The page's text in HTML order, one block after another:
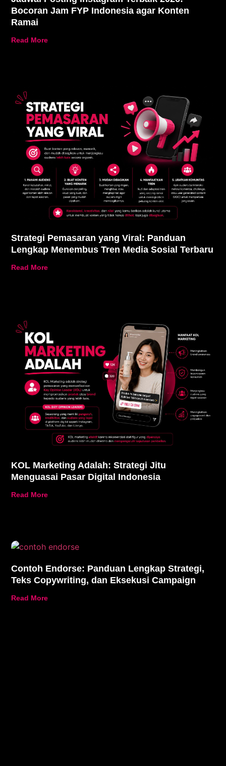
Bocoran Jam FYP Indonesia agar Konten
Ramai
Read More
Strategi Pemasaran yang Viral: Panduan
Lengkap Menembus Tren Media Sosial Terbaru
Read More
KOL Marketing Adalah: Strategi Jitu
Menguasai Pasar Digital Indonesia
Read More
Contoh Endorse: Panduan Lengkap Strategi,
Teks Copywriting, dan Eksekusi Campaign
Read More